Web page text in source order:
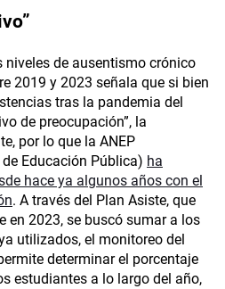
de ausentismo crónico
2019 y 2023 señala que si bien
tras la pandemia del
de preocupación”, la
por lo que la ANEP
Educación Pública) ha
hace ya algunos años con el
. A través del Plan Asiste, que
en 2023, se buscó sumar a los
utilizados, el monitoreo del
determinar el porcentaje
estudiantes a lo largo del año,